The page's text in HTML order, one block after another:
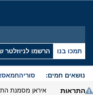
תמכו בנו הרשמו לניוזלטר
נושאים חמים: סוריהחמאס
התראות